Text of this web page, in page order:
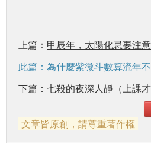
上篇： 甲辰年，太陽化忌要注
此篇：為什麼紫微斗數算流年
下篇： 七殺的夜深人靜（上課才
文章皆原創，請尊重著作權